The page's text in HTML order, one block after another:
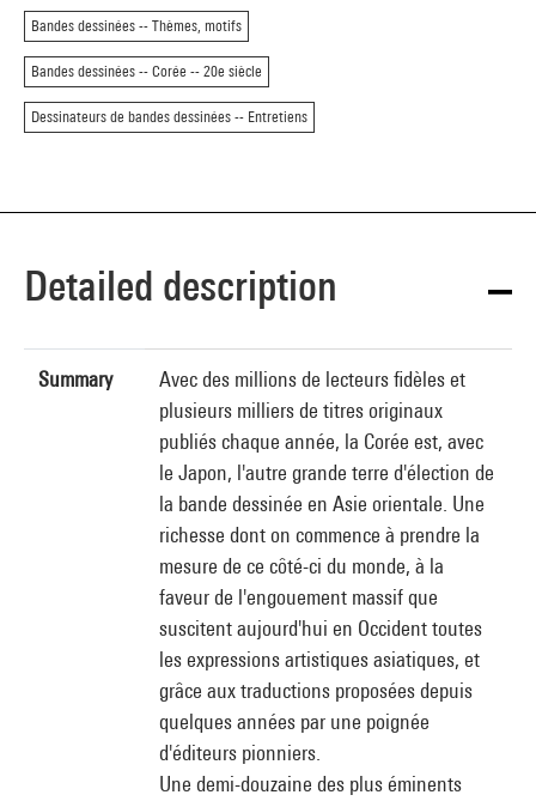
Bandes dessinées -- Thèmes, motifs
Bandes dessinées -- Corée -- 20e siècle
Dessinateurs de bandes dessinées -- Entretiens
Detailed description
Summary
Avec des millions de lecteurs fidèles et
plusieurs milliers de titres originaux
publiés chaque année, la Corée est, avec
le Japon, l'autre grande terre d'élection de
la bande dessinée en Asie orientale. Une
richesse dont on commence à prendre la
mesure de ce côté-ci du monde, à la
faveur de l'engouement massif que
suscitent aujourd'hui en Occident toutes
les expressions artistiques asiatiques, et
grâce aux traductions proposées depuis
quelques années par une poignée
d'éditeurs pionniers.
Une demi-douzaine des plus éminents